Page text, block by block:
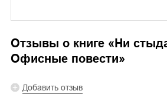
Отзывы о книге « Ни
Офисные повести»
Добавить отзыв